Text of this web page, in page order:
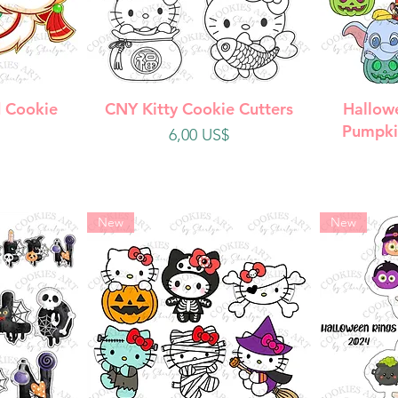
Cookie
Vista rápida
CNY Kitty Cookie Cutters
Precio
6,00 US$
New New